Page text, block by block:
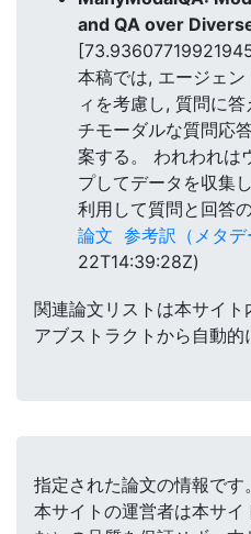
and QA over
本稿では, エージェ
ィを考慮し, 質問に
チモーダルな質問応
案する。 われわれは
プしてデータを収集
利用して質問と回答
論文 参考訳（メタデ
22T14:39:28Z)
関連論文リストは本サイト
アブストラクトから自動的
指定された論文の情報です。
本サイトの運営者は本サ